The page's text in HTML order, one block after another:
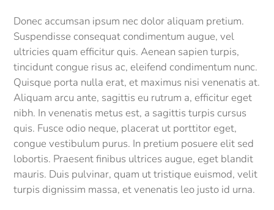
Donec accumsan ipsum nec dolor aliquam pretium.
Suspendisse consequat condimentum augue, vel
ultricies quam efficitur quis. Aenean sapien turpis,
tincidunt congue risus ac, eleifend condimentum nunc.
Quisque porta nulla erat, et maximus nisi venenatis at.
Aliquam arcu ante, sagittis eu rutrum a, efficitur eget
nibh. In venenatis metus est, a sagittis turpis cursus
quis. Fusce odio neque, placerat ut porttitor eget,
congue vestibulum purus. In pretium posuere elit sed
lobortis. Praesent finibus ultrices augue, eget blandit
mauris. Duis pulvinar, quam ut tristique euismod, velit
turpis dignissim massa, et venenatis leo justo id urna.